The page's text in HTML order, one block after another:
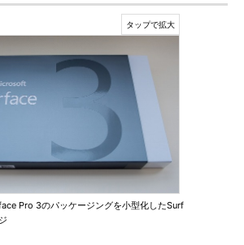
Pro 3のパッケージングを小型化したSurf